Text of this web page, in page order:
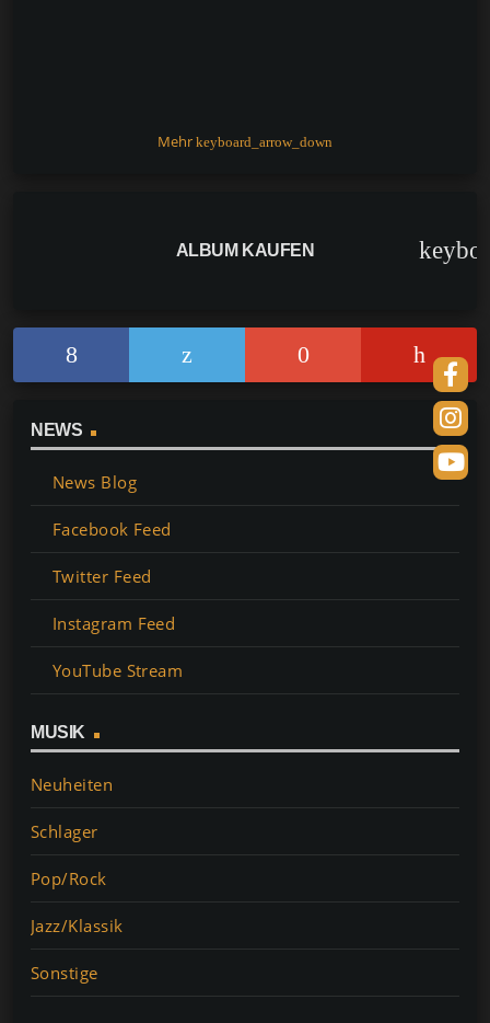
Mehr keyboard_arrow_down
ALBUM KAUFEN
NEWS
News Blog
Facebook Feed
Twitter Feed
Instagram Feed
YouTube Stream
MUSIK
Neuheiten
Schlager
Pop/Rock
Jazz/Klassik
Sonstige